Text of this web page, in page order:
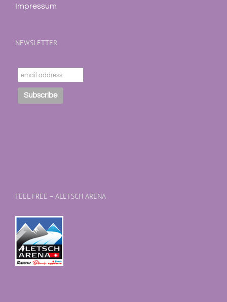
Impressum
NEWSLETTER
FEEL FREE – ALETSCH ARENA